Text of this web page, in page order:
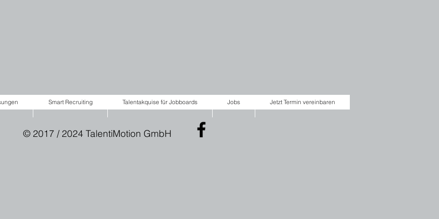
Smart Recruiting Talentakquise für Jobboards Jobs Jetzt Termin vereinbaren
© 2017 / 2024 TalentiMotion GmbH